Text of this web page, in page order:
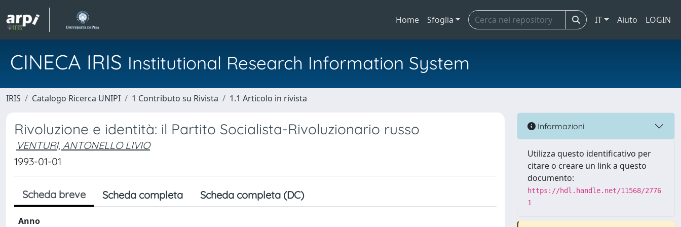
Home Sfoglia IT Aiuto LOGIN
CINECA IRIS Institutional Research Information System
IRIS Catalogo Ricerca UNIPI 1 Contributo su Rivista 1.1 Articolo in rivista
Rivoluzione e identità: il Partito Socialista-Rivoluzionario russo
VENTURI, ANTONELLO LIVIO
1993-01-01
Scheda breve Scheda completa Scheda completa (DC)
Anno
Informazioni
Utilizza questo identificativo per
citare o creare un link a questo
documento:
https://hdl.handle.net/11568/2776
1